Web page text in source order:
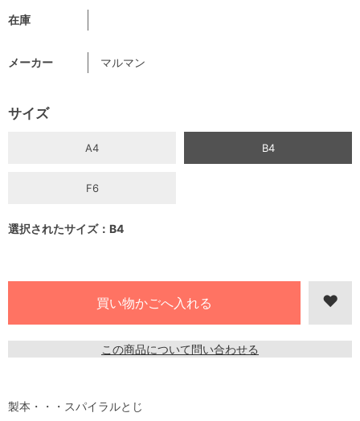
在庫
メーカー マルマン
サイズ
A4 B4
F6
選択されたサイズ：B4
この商品について問い合わせる
製本・・・スパイラルとじ